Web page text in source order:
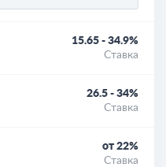
15.65 - 34.9%
Ставка
26.5 - 34%
Ставка
от 22%
Ставка